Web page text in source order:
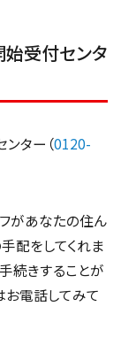
受付センタ
ター（0120-
があなたの住ん
配をしてくれま
続きすることが
電話してみて